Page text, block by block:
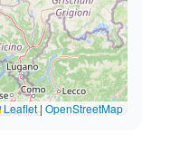
Leaflet| OpenStreetMap